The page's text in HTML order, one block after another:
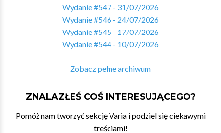
Wydanie #547 - 31/07/2026
Wydanie #546 - 24/07/2026
Wydanie #545 - 17/07/2026
Wydanie #544 - 10/07/2026
Zobacz pełne archiwum
ZNALAZŁEŚ COŚ INTERESUJĄCEGO?
Pomóż nam tworzyć sekcję Varia i podziel się ciekawymi
treściami!